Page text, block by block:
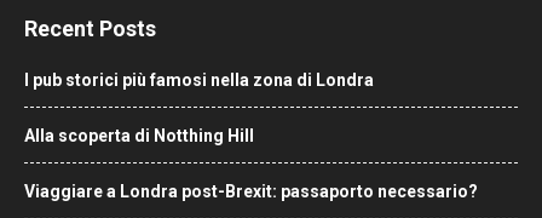
Recent Posts
I pub storici più famosi nella zona di Londra
Alla scoperta di Notthing Hill
Viaggiare a Londra post-Brexit: passaporto necessario?